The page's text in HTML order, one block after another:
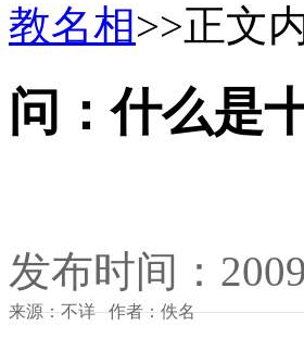
教名相>>正文
问：什么是
发布时间：
来源：不详 作者：佚名